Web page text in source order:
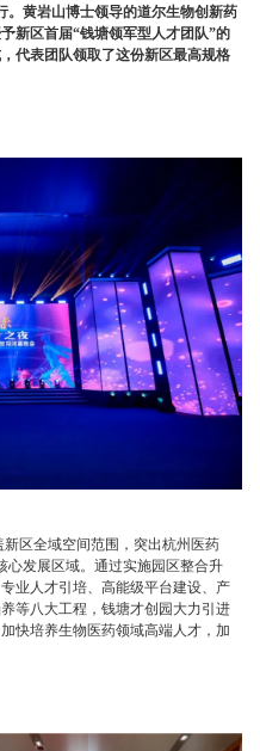
。黄岩山博士领导的道尔生物创新药
新区首届“钱塘领军型人才团队”的
代表团队领取了这份新区最高规格
区全域空间范围，突出杭州医药
心发展区域。通过实施园区整合升
业人才引培、高能级平台建设、产
等八大工程，钱塘才创园大力引进
快培养生物医药领域高端人才，加